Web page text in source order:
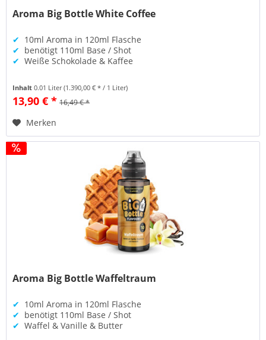
Aroma Big Bottle White Coffee
✔ 10ml Aroma in 120ml Flasche
✔ benötigt 110ml Base / Shot
✔ Weiße Schokolade & Kaffee
Inhalt0.01 Liter(1.390,00 € * / 1 Liter)
13,90 € * 16,49 € *
Merken
Aroma Big Bottle Waffeltraum
✔ 10ml Aroma in 120ml Flasche
✔ benötigt 110ml Base / Shot
✔ Waffel & Vanille & Butter